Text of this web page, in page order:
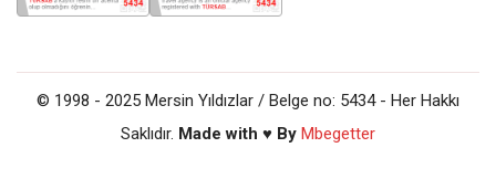
© 1998 - 2025 Mersin Yıldızlar / Belge no: 5434 - Her Hakkı
Saklıdır. Made with ♥ By Mbegetter